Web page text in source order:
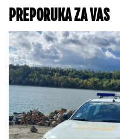
PREPORUKA ZA VAS